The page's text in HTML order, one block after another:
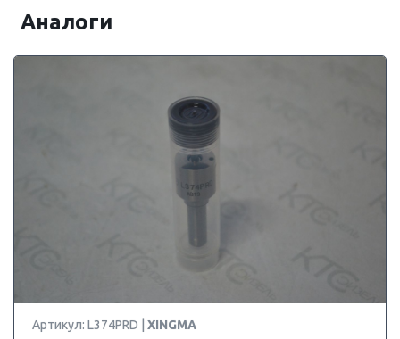
Аналоги
Артикул: L374PRD | XINGMA